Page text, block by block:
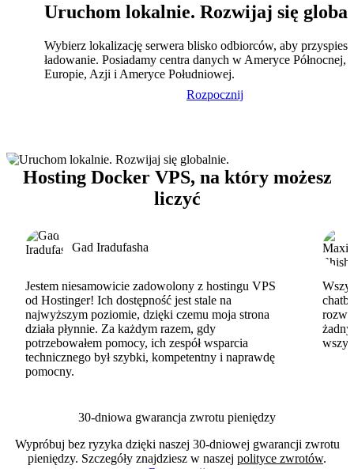
Uruchom lokalnie. Rozwijaj się
Wybierz lokalizację serwera blisko odbiorców, aby
ładowanie. Posiadamy centra danych w Ameryce Północnej,
Europie, Azji i Ameryce Południowej.
Rozpocznij
Hosting Docker VPS, na który możesz
liczyć
Gad Iradufasha
Jestem niesamowicie zadowolony z hostingu VPS
od Hostinger! Ich dostępność jest stale na
najwyższym poziomie, dzięki czemu moja strona
działa płynnie. Za każdym razem, gdy
potrzebowałem pomocy, ich zespół wsparcia
technicznego był szybki, kompetentny i naprawdę
pomocny.
30-dniowa gwarancja zwrotu pieniędzy
Wypróbuj bez ryzyka dzięki naszej 30-dniowej gwarancji zwrotu
pieniędzy. Szczegóły znajdziesz w naszej polityce zwrotów.